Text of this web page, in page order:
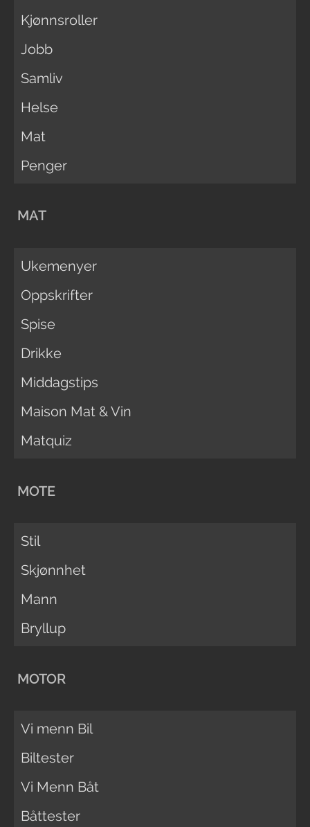
Kjønnsroller
Jobb
Samliv
Helse
Mat
Penger
MAT
Ukemenyer
Oppskrifter
Spise
Drikke
Middagstips
Maison Mat & Vin
Matquiz
MOTE
Stil
Skjønnhet
Mann
Bryllup
MOTOR
Vi menn Bil
Biltester
Vi Menn Båt
Båttester